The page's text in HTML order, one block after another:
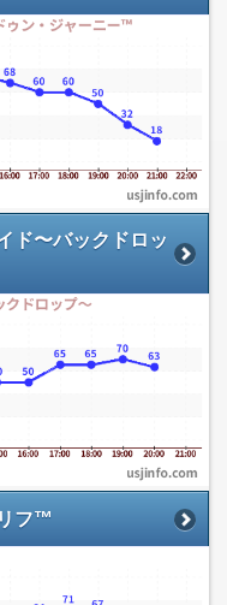
ド〜バックドロッ
フ™